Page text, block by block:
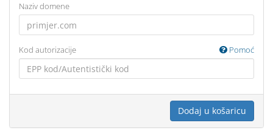
Naziv domene
Kod autorizacije Pomoć
Dodaj u košaricu